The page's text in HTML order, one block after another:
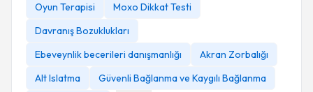
Oyun Terapisi
Moxo Dikkat Testi
Davranış Bozuklukları
Ebeveynlik becerileri danışmanlığı
Akran Zorbalığı
Alt Islatma
Güvenli Bağlanma ve Kaygılı Bağlanma